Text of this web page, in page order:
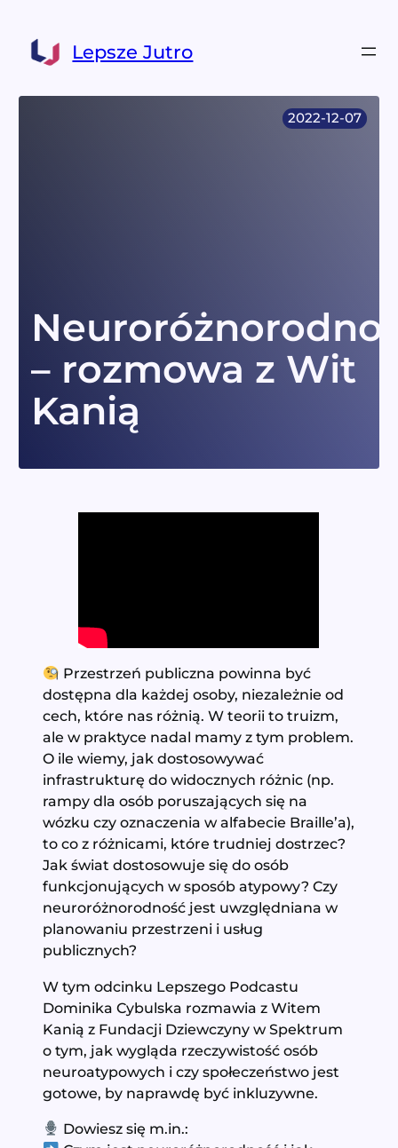
treści
Lepsze Jutro
2022-12-07
– rozmowa z Wit
Kanią
Przestrzeń publiczna powinna być
dostępna dla każdej osoby, niezależnie od
cech, które nas różnią. W teorii to truizm,
ale w praktyce nadal mamy z tym problem.
O ile wiemy, jak dostosowywać
infrastrukturę do widocznych różnic (np.
rampy dla osób poruszających się na
wózku czy oznaczenia w alfabecie Braille’a),
to co z różnicami, które trudniej dostrzec?
Jak świat dostosowuje się do osób
funkcjonujących w sposób atypowy? Czy
neuroróżnorodność jest uwzględniana w
planowaniu przestrzeni i usług
publicznych?
W tym odcinku Lepszego Podcastu
Dominika Cybulska rozmawia z Witem
Kanią z Fundacji Dziewczyny w Spektrum
o tym, jak wygląda rzeczywistość osób
neuroatypowych i czy społeczeństwo jest
gotowe, by naprawdę być inkluzywne.
Dowiesz się m.in.: